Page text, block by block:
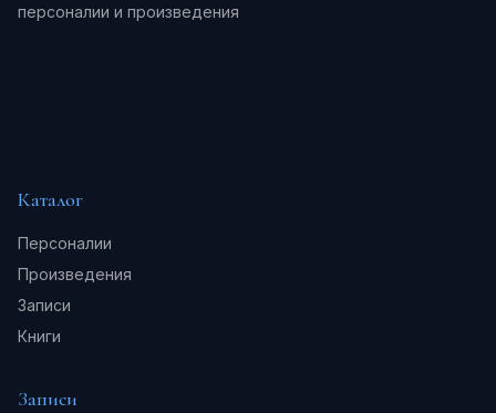
персоналии и произведения
Каталог
Персоналии
Произведения
Записи
Книги
Записи